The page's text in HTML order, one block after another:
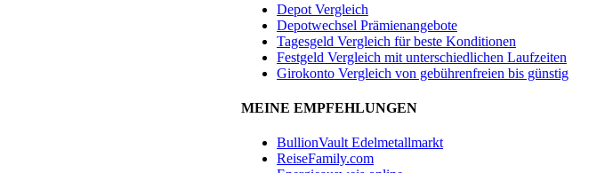
Depot Vergleich
Depotwechsel Prämienangebote
Tagesgeld Vergleich für beste Konditionen
Festgeld Vergleich mit unterschiedlichen Laufzeiten
Girokonto Vergleich von gebührenfreien bis günstig
MEINE EMPFEHLUNGEN
BullionVault Edelmetallmarkt
ReiseFamily.com